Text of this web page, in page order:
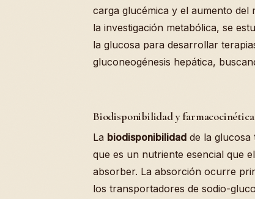
carga glucémica y el aumento del
la investigación metabólica, se
la glucosa para desarrollar
gluconeogénesis hepática,
Biodisponibilidad y farmacocinética
La biodisponibilidad de la glucosa
que es un nutriente esencial que
absorber. La absorción ocurre
los transportadores de sodio-